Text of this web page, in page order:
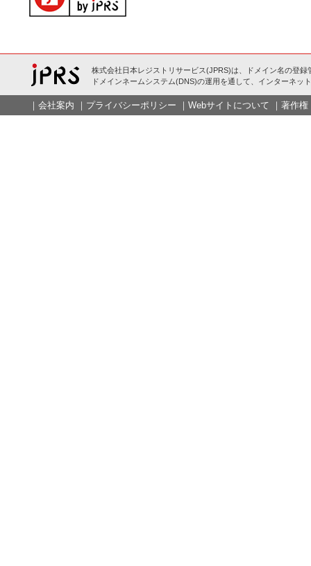
株式会社日本レジストリサービス(JPRS)は、ドメイン名の登録
ドメインネームシステム(DNS)の運用を通して、インターネッ
｜ 会社案内 ｜ プライバシーポリシー ｜ Webサイトについて ｜ 著作権